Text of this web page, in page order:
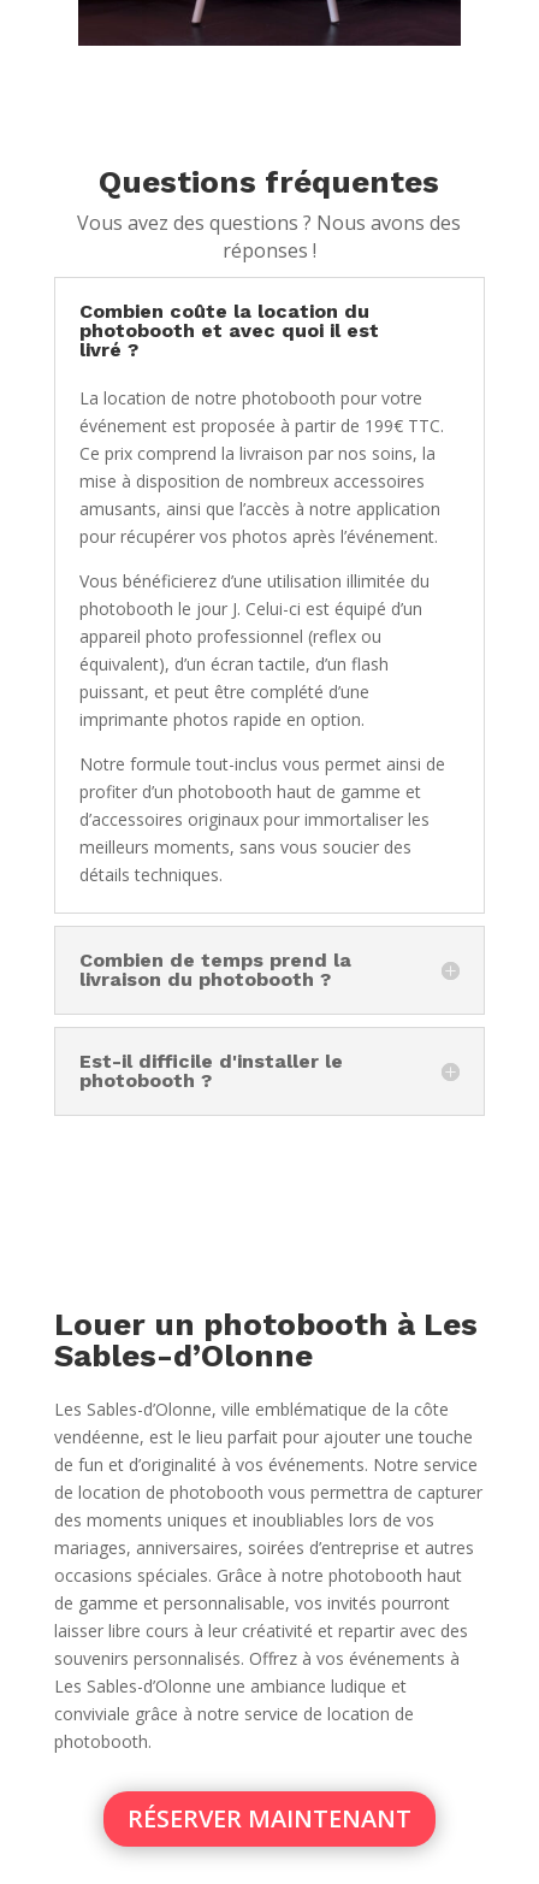
Questions fréquentes
Vous avez des questions ? Nous avons des
réponses !
Combien coûte la location du
photobooth et avec quoi il est
livré ?
La location de notre photobooth pour votre
événement est proposée à partir de 199€ TTC.
Ce prix comprend la livraison par nos soins, la
mise à disposition de nombreux accessoires
amusants, ainsi que l’accès à notre application
pour récupérer vos photos après l’événement.
Vous bénéficierez d’une utilisation illimitée du
photobooth le jour J. Celui-ci est équipé d’un
appareil photo professionnel (reflex ou
équivalent), d’un écran tactile, d’un flash
puissant, et peut être complété d’une
imprimante photos rapide en option.
Notre formule tout-inclus vous permet ainsi de
profiter d’un photobooth haut de gamme et
d’accessoires originaux pour immortaliser les
meilleurs moments, sans vous soucier des
détails techniques.
Combien de temps prend la
livraison du photobooth ?
Est-il difficile d'installer le
photobooth ?
Louer un photobooth à Les
Sables-d’Olonne
Les Sables-d’Olonne, ville emblématique de la côte
vendéenne, est le lieu parfait pour ajouter une touche
de fun et d’originalité à vos événements. Notre service
de location de photobooth vous permettra de capturer
des moments uniques et inoubliables lors de vos
mariages, anniversaires, soirées d’entreprise et autres
occasions spéciales. Grâce à notre photobooth haut
de gamme et personnalisable, vos invités pourront
laisser libre cours à leur créativité et repartir avec des
souvenirs personnalisés. Offrez à vos événements à
Les Sables-d’Olonne une ambiance ludique et
conviviale grâce à notre service de location de
photobooth.
RÉSERVER MAINTENANT